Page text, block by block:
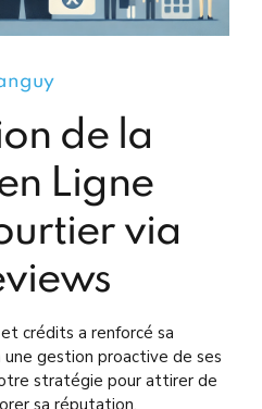
de la
Ligne
via
crédits a renforcé sa
gestion proactive de ses
stratégie pour attirer de